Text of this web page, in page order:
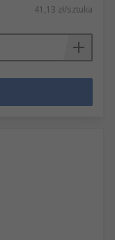
41,13 zł/sztuka